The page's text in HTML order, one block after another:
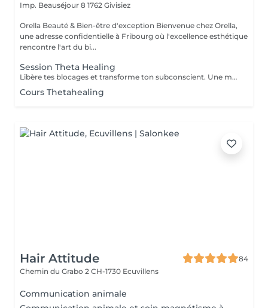
Imp. Beauséjour 8 1762 Givisiez
Orella Beauté & Bien-être d'exception Bienvenue chez Orella,
une adresse confidentielle à Fribourg où l'excellence esthétique
rencontre l'art du bi...
Session Theta Healing
Libère tes blocages et transforme ton subconscient. Une méthode de guérison profonde fondée par Vianna Stibal, qui agit directement sur le subconscient grâce à l'état de conscience Theta : un espace où se libèrent les croyances limitantes, les mémoires anciennes et les schémas répétitifs. Séance individuelle 60 min : 100 CHF + 30 minutes supplémentaires : 50 CHF Forfait 5 séances + 1 offerte : 490 CHF Forfait 10 séances + 1 offerte : 900 CHF Où ? En présentiel au centre ORELLA Beauty, Wellbeing & Learning Hub Ou en ligne (visioconférence sécurisée)
Cours Thetahealing
Hair Attitude
84
Chemin du Grabo 2 CH-1730 Ecuvillens
Communication animale